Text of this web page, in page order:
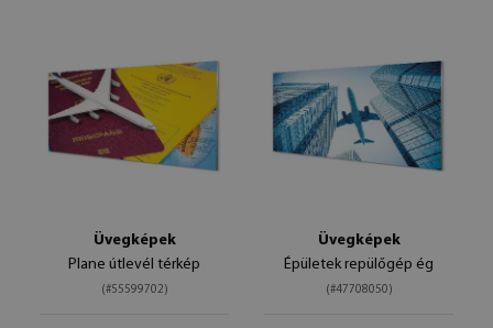
Üvegképek
Plane útlevél térkép
(#55599702)
Üvegképek
Épületek repülőgép ég
(#47708050)